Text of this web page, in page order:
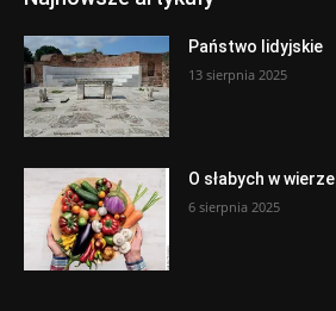
Państwo lidyjskie
13 sierpnia 2025
O słabych w wierze
6 sierpnia 2025